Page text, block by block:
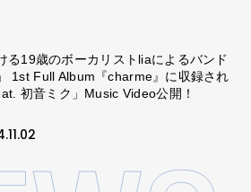
る19歳のボーカリストliaによるバンド
1st Full Album『charme』に収録され
初音ミク」Music Video公開！